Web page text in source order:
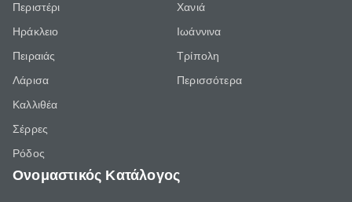
Περιστέρι
Ηράκλειο
Πειραιάς
Λάρισα
Καλλιθέα
Σέρρες
Ρόδος
Χανιά
Ιωάννινα
Τρίπολη
Περισσότερα
Ονομαστικός Κατάλογος